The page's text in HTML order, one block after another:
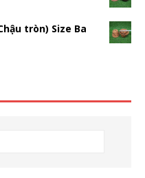
tròn) Size Ba